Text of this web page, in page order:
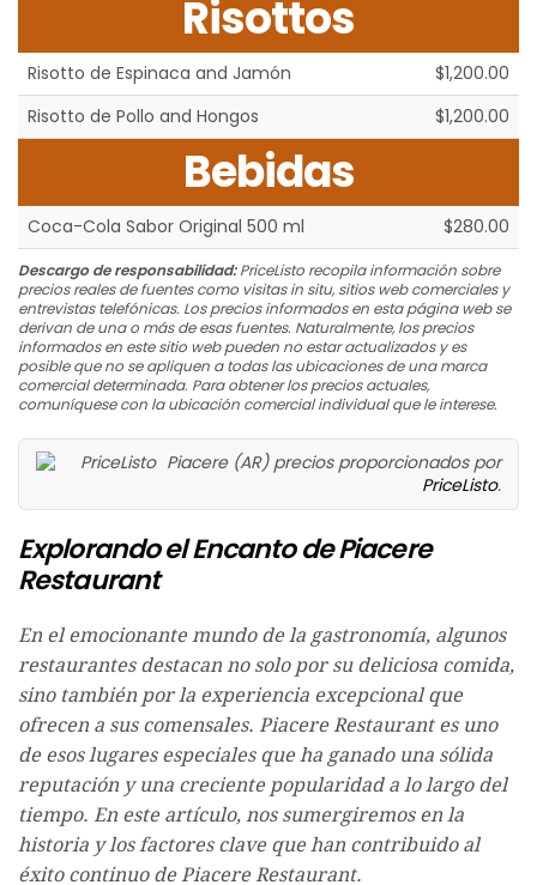
Risottos
Risotto de Espinaca and Jamón
$1,200.00
Risotto de Pollo and Hongos
$1,200.00
Bebidas
Coca-Cola Sabor Original 500 ml $280.00
Descargo de responsabilidad:PriceListo recopila información sobre
precios reales de fuentes como visitas in situ, sitios web comerciales y
entrevistas telefónicas. Los precios informados en esta página web se
derivan de una o más de esas fuentes. Naturalmente, los precios
informados en este sitio web pueden no estar actualizados y es
posible que no se apliquen a todas las ubicaciones de una marca
comercial determinada. Para obtener los precios actuales,
comuníquese con la ubicación comercial individual que le interese.
Piacere (AR) precios proporcionados por
PriceListo.
Explorando el Encanto de Piacere
Restaurant
En el emocionante mundo de la gastronomía, algunos
restaurantes destacan no solo por su deliciosa comida,
sino también por la experiencia excepcional que
ofrecen a sus comensales. Piacere Restaurant es uno
de esos lugares especiales que ha ganado una sólida
reputación y una creciente popularidad a lo largo del
tiempo. En este artículo, nos sumergiremos en la
historia y los factores clave que han contribuido al
éxito continuo de Piacere Restaurant.